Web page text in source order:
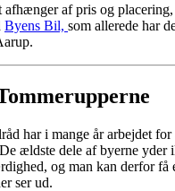
afhænger af pris og
Byens Bil, som allerede har
har i mange år arbejdet for
ældste dele af byerne yder
og man kan derfor
ser ud.